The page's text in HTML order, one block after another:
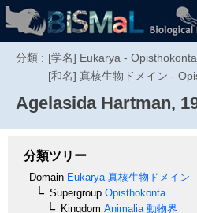
分類 : [学名] Eukarya -
[和名] 真核生物ドメイン -
AgelasidaHartman,
分類ツリー
Domain Eukarya 真核生物ドメイン
Supergroup Opisthokonta
Kingdom Animalia 動物界